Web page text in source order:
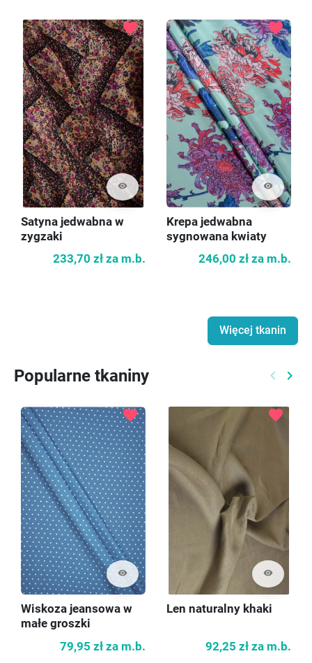
visibility
favorite
Satyna jedwabna w
zygzaki
233,70 zł za m.b.
visibility
favorite
Krepa jedwabna
sygnowana kwiaty
246,00 zł za m.b.
Więcej tkanin
Popularne tkaniny keyboard_arrow_left keyboard_arrow_right
visibility
favorite
Wiskoza jeansowa w
małe groszki
79,95 zł za m.b.
visibility
favorite
Len naturalny khaki
92,25 zł za m.b.